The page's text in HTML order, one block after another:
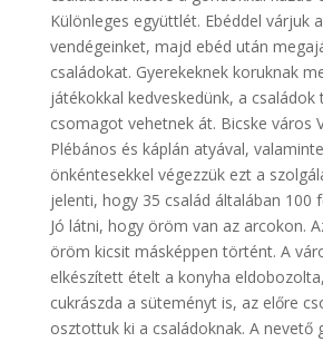
Különleges együttlét. Ebéddel várjuk
vendégeinket, majd ebéd után
családokat. Gyerekeknek koruknak
játékokkal kedveskedünk, a
csomagot vehetnek át. Bicske város
Plébános és káplán atyával,
önkéntesekkel végezzük ezt a
jelenti, hogy 35 család általában 100
Jó látni, hogy öröm van az arcokon.
öröm kicsit másképpen történt. A
elkészített ételt a konyha
cukrászda a süteményt is, az előre
osztottuk ki a családoknak. A nevető